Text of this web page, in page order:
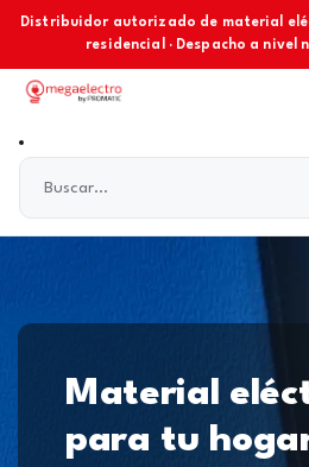
Ir al contenido
Distribuidor autorizado de material
residencial · Despacho a nivel
Material
para tu